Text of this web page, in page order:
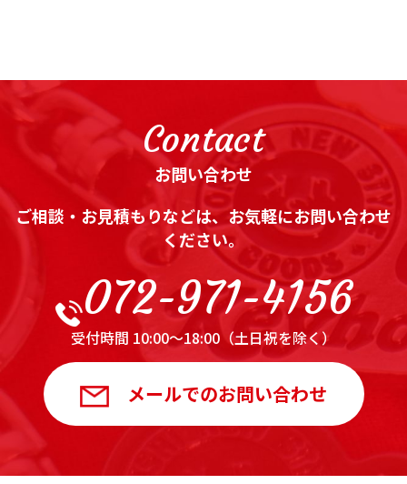
Contact
お問い合わせ
ご相談・お見積もりなどは、お気軽にお問い合わせ
ください。
072-971-4156
受付時間 10:00～18:00（土日祝を除く）
メールでのお問い合わせ